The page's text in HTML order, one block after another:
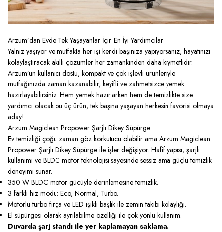
Arzum’dan Evde Tek Yaşayanlar İçin En İyi Yardımcılar
Yalnız yaşıyor ve mutfakta her işi kendi başınıza yapıyorsanız, hayatınızı
kolaylaştıracak akıllı çözümler her zamankinden daha kıymetlidir.
Arzum’un kullanıcı dostu, kompakt ve çok işlevli ürünleriyle
mutfağınızda zaman kazanabilir, keyifli ve zahmetsizce yemek
hazırlayabilirsiniz. Hem yemek hazırlarken hem de temizlikte size
yardımcı olacak bu üç ürün, tek başına yaşayan herkesin favorisi olmaya
aday!
Arzum Magiclean Propower Şarjlı Dikey Süpürge
Ev temizliği çoğu zaman göz korkutucu olabilir ama Arzum Magiclean
Propower Şarjlı Dikey Süpürge ile işler değişiyor. Hafif yapısı, şarjlı
kullanımı ve BLDC motor teknolojisi sayesinde sessiz ama güçlü temizlik
deneyimi sunar.
350 W BLDC motor gücüyle derinlemesine temizlik.
3 farklı hız modu: Eco, Normal, Turbo.
Motorlu turbo fırça ve LED ışıklı başlık ile zemin takibi kolaylığı.
El süpürgesi olarak ayrılabilme özelliği ile çok yönlü kullanım.
Duvarda şarj standı ile yer kaplamayan saklama.